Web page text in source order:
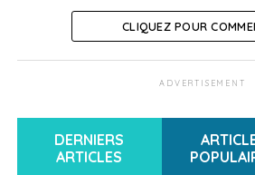
se fera au fil de discussions plus
ministre émirati s’est tout de même
volonté des Émirats d’avancer «
SUJETS ASSOCIÉS: ARABIE SAOUDITE
ÉMIRATS ARABES UNIS
FRONTIÈRES
CLIQUEZ POUR
ADVERTISEMENT
DERNIERS
ARTICLES